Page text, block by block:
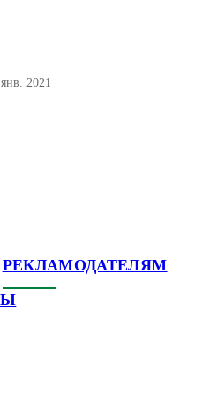
2021
РЕКЛАМОДАТЕЛЯМ